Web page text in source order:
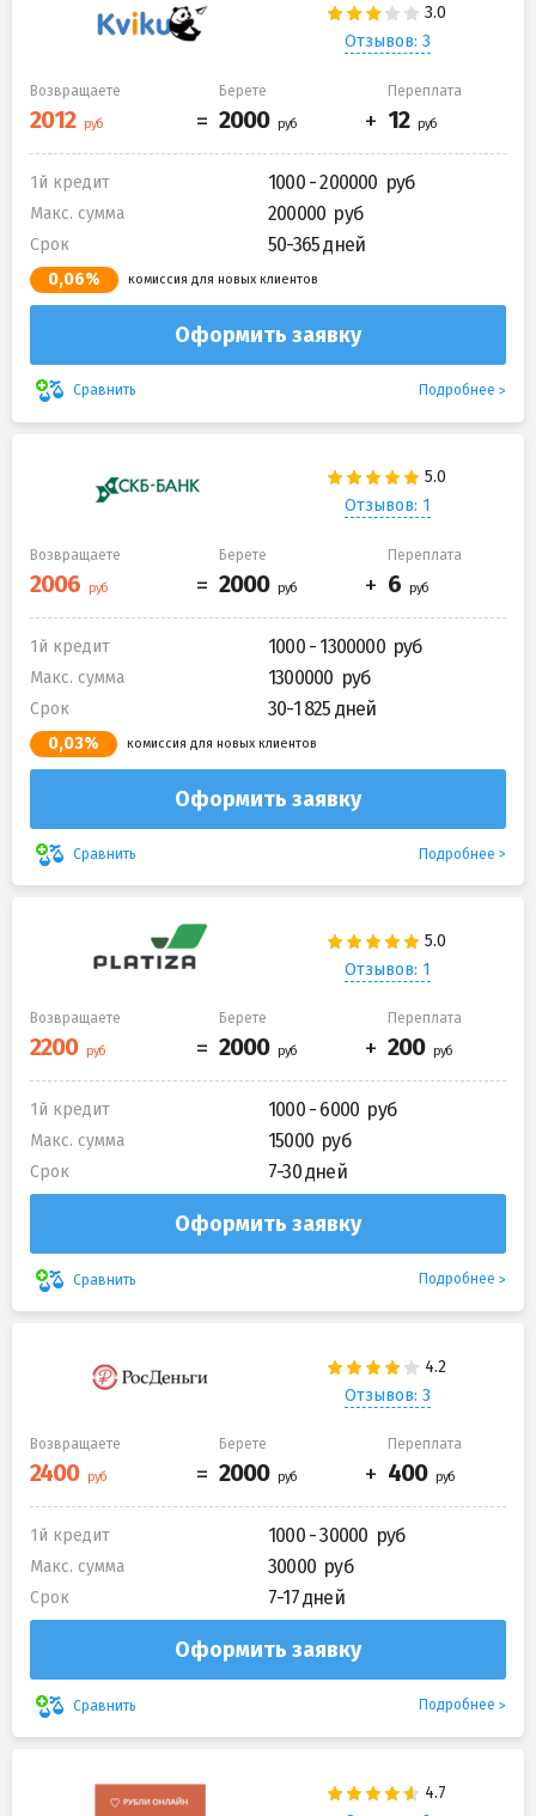
Отзывов: 3
Возвращаете Берете Переплата
1й кредит 1000 - 200000
Макс. сумма 200000
Срок 50-365 дней
0,06% комиссия для новых клиентов
Оформить заявку
Сравнить Подробнее
Отзывов: 1
Возвращаете Берете Переплата
1й кредит 1000 - 1300000
Макс. сумма 1300000
Срок 30-1 825 дней
0,03% комиссия для новых клиентов
Оформить заявку
Сравнить Подробнее
Отзывов: 1
Возвращаете Берете Переплата
1й кредит 1000 - 6000
Макс. сумма 15000
Срок 7-30 дней
Оформить заявку
Сравнить Подробнее
Отзывов: 3
Возвращаете Берете Переплата
1й кредит 1000 - 30000
Макс. сумма 30000
Срок 7-17 дней
Оформить заявку
Сравнить Подробнее